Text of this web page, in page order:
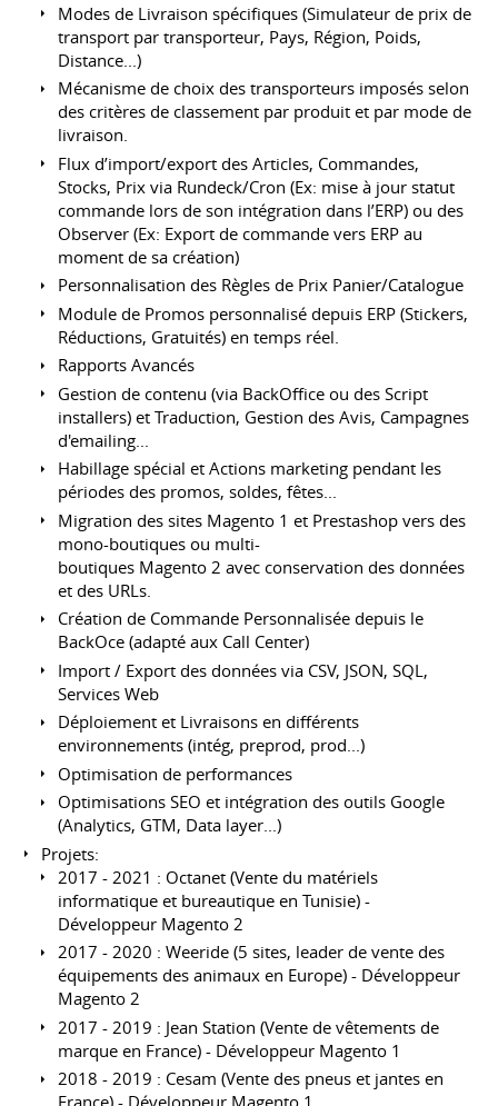
Modes de Livraison spécifiques (Simulateur de prix de
transport par transporteur, Pays, Région, Poids,
Distance...)
Mécanisme de choix des transporteurs imposés selon
des critères de classement par produit et par mode de
livraison.
Flux d’import/export des Articles, Commandes,
Stocks, Prix via Rundeck/Cron (Ex: mise à jour statut
commande lors de son intégration dans l’ERP) ou des
Observer (Ex: Export de commande vers ERP au
moment de sa création)
Personnalisation des Règles de Prix Panier/Catalogue
Module de Promos personnalisé depuis ERP (Stickers,
Réductions, Gratuités) en temps réel.
Rapports Avancés
Gestion de contenu (via BackOffice ou des Script
installers) et Traduction, Gestion des Avis, Campagnes
d'emailing...
Habillage spécial et Actions marketing pendant les
périodes des promos, soldes, fêtes...
Migration des sites Magento 1 et Prestashop vers des
mono-boutiques ou multi-
boutiques Magento 2 avec conservation des données
et des URLs.
Création de Commande Personnalisée depuis le
BackOce (adapté aux Call Center)
Import / Export des données via CSV, JSON, SQL,
Services Web
Déploiement et Livraisons en différents
environnements (intég, preprod, prod...)
Optimisation de performances
Optimisations SEO et intégration des outils Google
(Analytics, GTM, Data layer...)
Projets:
2017 - 2021 : Octanet (Vente du matériels
informatique et bureautique en Tunisie) -
Développeur Magento 2
2017 - 2020 : Weeride (5 sites, leader de vente des
équipements des animaux en Europe) - Développeur
Magento 2
2017 - 2019 : Jean Station (Vente de vêtements de
marque en France) - Développeur Magento 1
2018 - 2019 : Cesam (Vente des pneus et jantes en